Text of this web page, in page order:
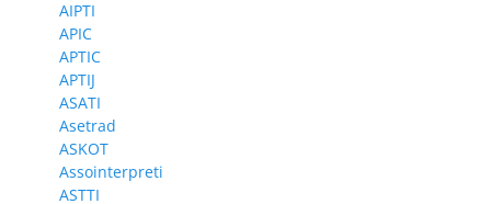
AIPTI
APIC
APTIC
APTIJ
ASATI
Asetrad
ASKOT
Assointerpreti
ASTTI